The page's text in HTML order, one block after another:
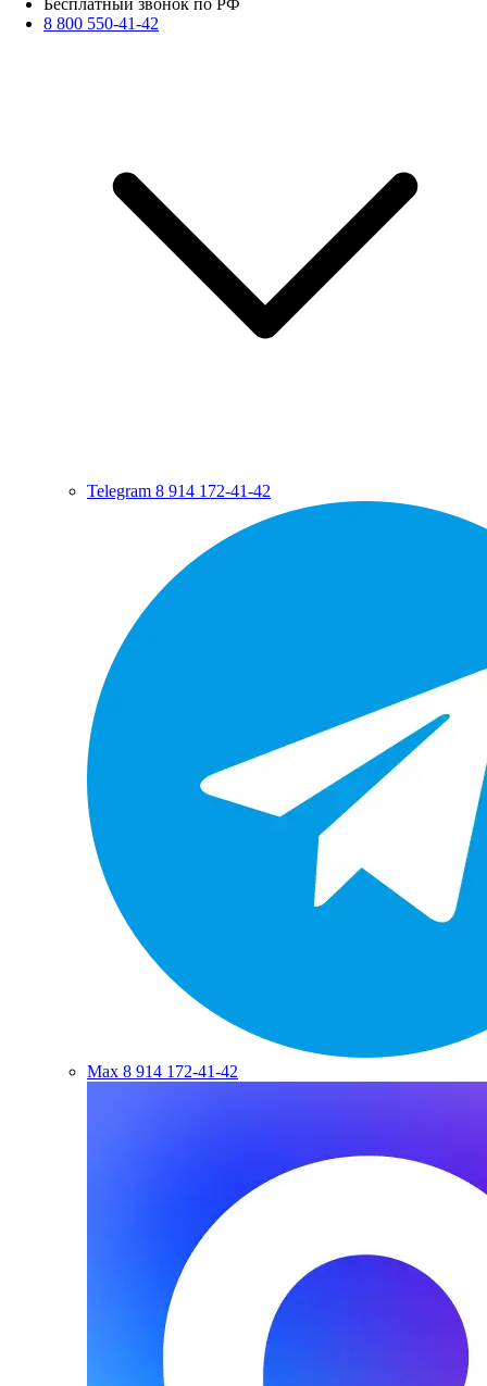
Бесплатный звонок по РФ
8 800 550-41-42
Telegram 8 914 172-41-42
Max 8 914 172-41-42